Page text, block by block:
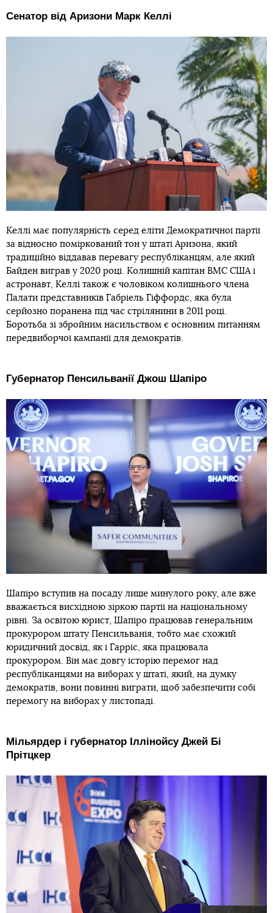
Сенатор від Аризони Марк Келлі
Келлі має популярність серед еліти Демократичної партії
за відносно поміркований тон у штаті Аризона, який
традиційно віддавав перевагу республіканцям, але який
Байден виграв у 2020 році. Колишній капітан ВМС США і
астронавт, Келлі також є чоловіком колишнього члена
Палати представників Габріель Гіффордс, яка була
серйозно поранена під час стрілянини в 2011 році.
Боротьба зі збройним насильством є основним питанням
передвиборчої кампанії для демократів.
Губернатор Пенсильванії Джош Шапіро
Шапіро вступив на посаду лише минулого року, але вже
вважається висхідною зіркою партії на національному
рівні. За освітою юрист, Шапіро працював генеральним
прокурором штату Пенсильванія, тобто має схожий
юридичний досвід, як і Гарріс, яка працювала
прокурором. Він має довгу історію перемог над
республіканцями на виборах у штаті, який, на думку
демократів, вони повинні виграти, щоб забезпечити собі
перемогу на виборах у листопаді.
Мільярдер і губернатор Іллінойсу Джей Бі
Прітцкер